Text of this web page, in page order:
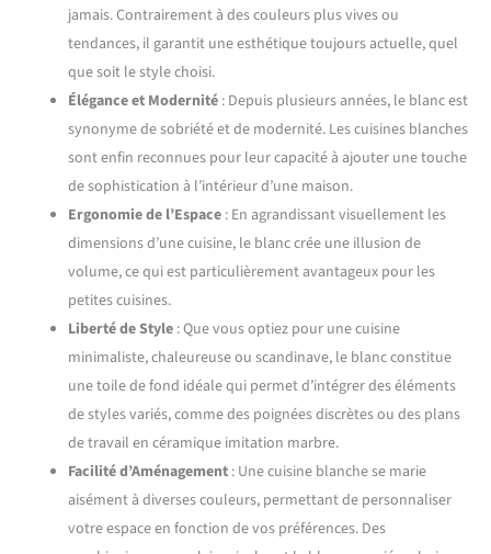
jamais. Contrairement à des couleurs plus vives ou
tendances, il garantit une esthétique toujours actuelle, quel
que soit le style choisi.
Élégance et Modernité : Depuis plusieurs années, le blanc est
synonyme de sobriété et de modernité. Les cuisines blanches
sont enfin reconnues pour leur capacité à ajouter une touche
de sophistication à l’intérieur d’une maison.
Ergonomie de l’Espace : En agrandissant visuellement les
dimensions d’une cuisine, le blanc crée une illusion de
volume, ce qui est particulièrement avantageux pour les
petites cuisines.
Liberté de Style : Que vous optiez pour une cuisine
minimaliste, chaleureuse ou scandinave, le blanc constitue
une toile de fond idéale qui permet d’intégrer des éléments
de styles variés, comme des poignées discrètes ou des plans
de travail en céramique imitation marbre.
Facilité d’Aménagement : Une cuisine blanche se marie
aisément à diverses couleurs, permettant de personnaliser
votre espace en fonction de vos préférences. Des